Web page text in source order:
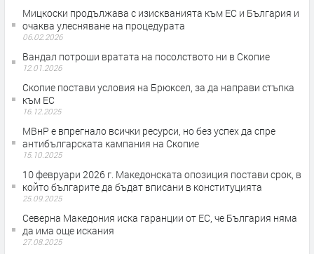
Мицкоски продължава с изискванията към ЕС и България и
очаква улесняване на процедурата
06.02.2026
Вандал потроши вратата на посолството ни в Скопие
12.01.2026
Скопие постави условия на Брюксел, за да направи стъпка
към ЕС
16.12.2025
МВнР е впрегнало всички ресурси, но без успех да спре
антибългарската кампания на Скопие
15.10.2025
10 февруари 2026 г. Македонската опозиция постави срок, в
който българите да бъдат вписани в конституцията
25.09.2025
Северна Македония иска гаранции от ЕС, че България няма
да има още искания
27.08.2025